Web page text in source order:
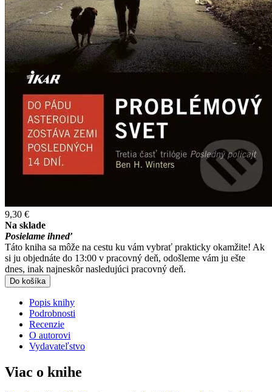
9,30 €
Na sklade
Posielame ihneď
Táto kniha sa môže na cestu ku vám vybrať prakticky okamžite! Ak
si ju objednáte do 13:00 v pracovný deň, odošleme vám ju ešte
dnes, inak najneskôr nasledujúci pracovný deň.
Do košíka
Popis knihy
Podrobnosti
Recenzie
O autorovi
Vydavateľstvo
Viac o knihe